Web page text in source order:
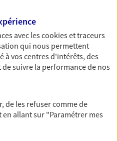
St Gely Du Fesc
CONTACTER
avec lescookies et traceurs
qui nous permettent
à vos centres d'intérêts, des
suivre la performance de nos
de les refuser comme de
en allant sur "Paramétrer mes